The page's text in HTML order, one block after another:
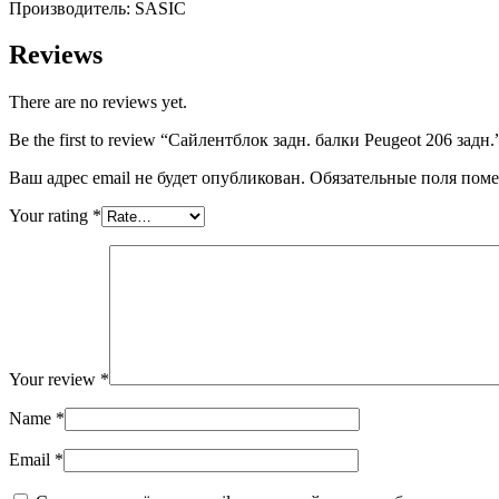
Производитель: SASIC
Reviews
There are no reviews yet.
Be the first to review “Сайлентблок задн. балки Peugeot 206
Ваш адрес email не будет опубликован. Обязательные поля
Your rating *
Your review *
Name *
Email *